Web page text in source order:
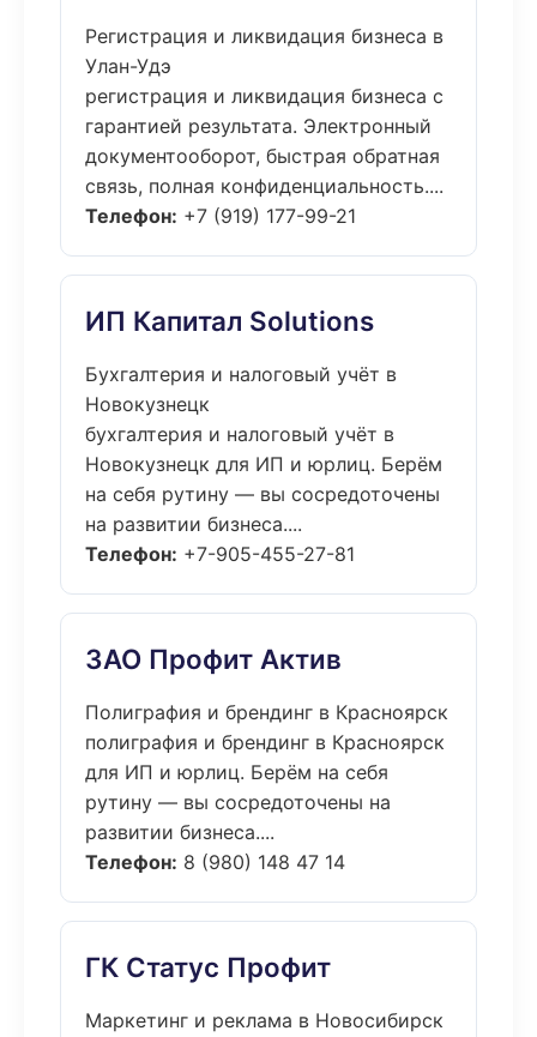
Регистрация и ликвидация бизнеса в
Улан-Удэ
регистрация и ликвидация бизнеса с
гарантией результата. Электронный
документооборот, быстрая обратная
связь, полная конфиденциальность....
Телефон: +7 (919) 177-99-21
ИП Капитал Solutions
Бухгалтерия и налоговый учёт в
Новокузнецк
бухгалтерия и налоговый учёт в
Новокузнецк для ИП и юрлиц. Берём
на себя рутину — вы сосредоточены
на развитии бизнеса....
Телефон: +7-905-455-27-81
ЗАО Профит Актив
Полиграфия и брендинг в Красноярск
полиграфия и брендинг в Красноярск
для ИП и юрлиц. Берём на себя
рутину — вы сосредоточены на
развитии бизнеса....
Телефон: 8 (980) 148 47 14
ГК Статус Профит
Маркетинг и реклама в Новосибирск